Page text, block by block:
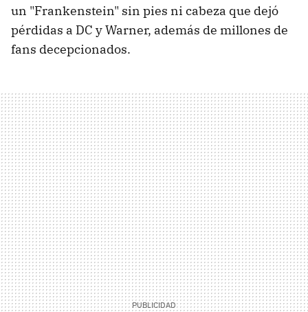
un "Frankenstein" sin pies ni cabeza que dejó
pérdidas a DC y Warner, además de millones de
fans decepcionados.